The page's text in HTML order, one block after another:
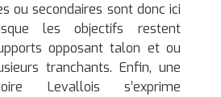
ou secondaires sont donc ici
les objectifs restent
opposant talon et ou
tranchants. Enfin, une
Levallois s’exprime